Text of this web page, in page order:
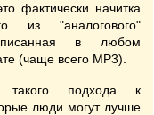
фактически начитка
из "аналогового"
в любом
(чаще всего MP3).
такого подхода к
люди могут лучше